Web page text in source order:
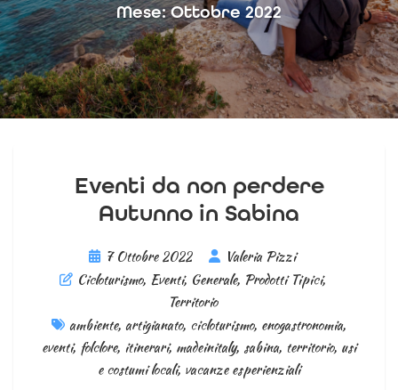
Mese: Ottobre 2022
Eventi da non perdere
Autunno in Sabina
7 Ottobre 2022
Valeria Pizzi
Cicloturismo, Eventi, Generale, Prodotti Tipici,
Territorio
ambiente, artigianato, cicloturismo, enogastronomia,
eventi, folclore, itinerari, madeinitaly, sabina, territorio, usi
e costumi locali, vacanze esperienziali